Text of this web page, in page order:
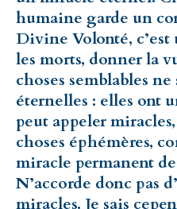
humaine garde un
Divine Volonté, c’est
les morts, donner la
choses semblables ne
éternelles : elles ont
peut appeler
choses éphémères,
miracle permanent
N’accorde donc pas
miracles. Je sais